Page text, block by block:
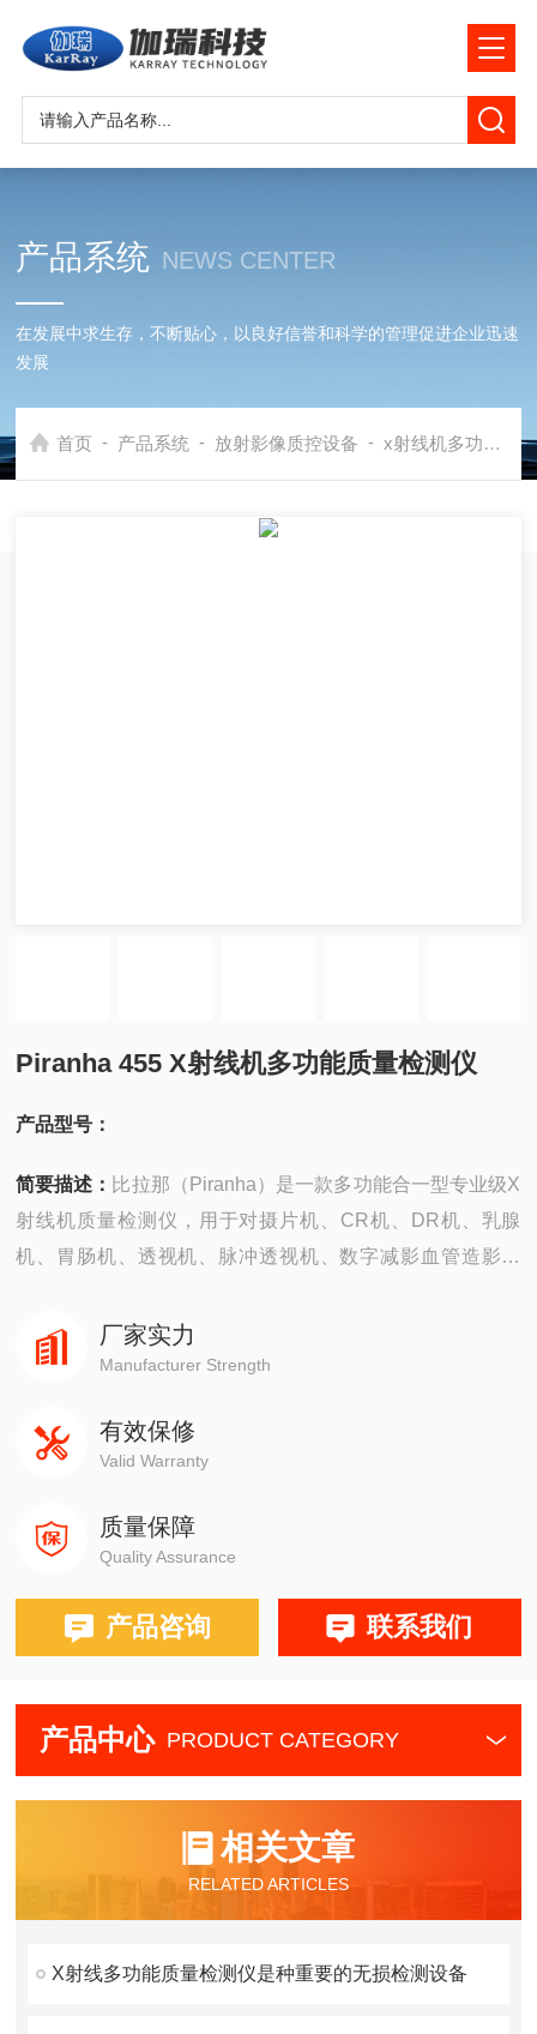
产品系统 NEWS CENTER
在发展中求生存，不断贴心，以良好信誉和科学的管理促进企业迅速
发展
首页 - 产品系统 - 放射影像质控设备 - x射线机多功能质量检测仪
Piranha 455 X射线机多功能质量检测仪
产品型号：
简要描述： 比拉那（Piranha）是一款多功能合一型专业级X
射线机质量检测仪，用于对摄片机、CR机、DR机、乳腺
机、胃肠机、透视机、脉冲透视机、数字减影血管造影机
CT、宽束CT、CBCT（锥形束CT）等诊断类X射线设备进
行质量检测和性能评估。
厂家实力
Manufacturer Strength
有效保修
Valid Warranty
质量保障
Quality Assurance
产品咨询 联系我们
产品中心 PRODUCT CATEGORY
相关文章
RELATED ARTICLES
X射线多功能质量检测仪是种重要的无损检测设备